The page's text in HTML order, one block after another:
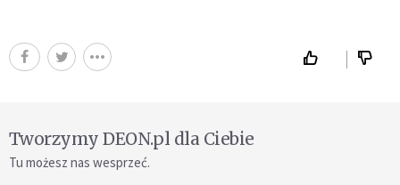
Tworzymy DEON.pl dla Ciebie
Tu możesz nas wesprzeć.